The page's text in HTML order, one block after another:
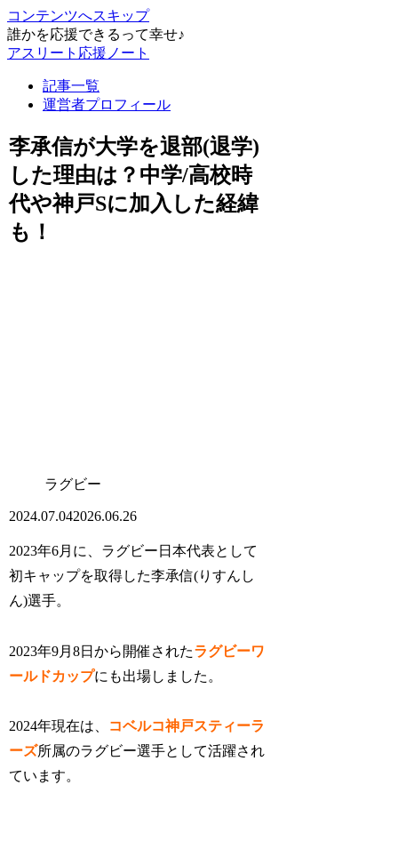
コンテンツへスキップ
誰かを応援できるって幸せ♪
アスリート応援ノート
記事一覧
運営者プロフィール
李承信が大学を退部(退学)
した理由は？中学/高校時
代や神戸Sに加入した経緯
も！
ラグビー
2024.07.042026.06.26
2023年6月に、ラグビー日本代表として
初キャップを取得した李承信(りすんし
ん)選手。
2023年9月8日から開催されたラグビーワ
ールドカップにも出場しました。
2024年現在は、
コベルコ神戸スティーラ
ーズ所属のラグビー選手として活躍され
ています。